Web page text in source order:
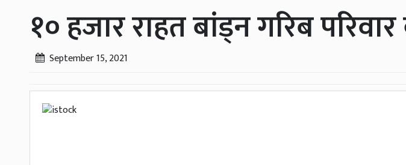
१० हजार राहत बांड्न गरिब
September 15, 2021